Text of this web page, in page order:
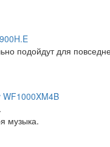
подойдут для
музыка.